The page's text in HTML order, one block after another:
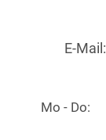
E-Mail:
Mo - Do: